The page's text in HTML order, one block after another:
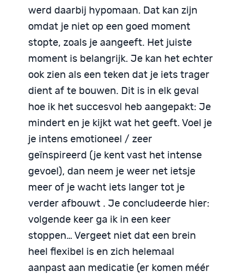
werd daarbij hypomaan. Dat kan zijn
omdat je niet op een goed moment
stopte, zoals je aangeeft. Het juiste
moment is belangrijk. Je kan het echter
ook zien als een teken dat je iets trager
dient af te bouwen. Dit is in elk geval
hoe ik het succesvol heb aangepakt: Je
mindert en je kijkt wat het geeft. Voel je
je intens emotioneel / zeer
geïnspireerd (je kent vast het intense
gevoel), dan neem je weer net ietsje
meer of je wacht iets langer tot je
verder afbouwt . Je concludeerde hier:
volgende keer ga ik in een keer
stoppen… Vergeet niet dat een brein
heel flexibel is en zich helemaal
aanpast aan medicatie (er komen méér